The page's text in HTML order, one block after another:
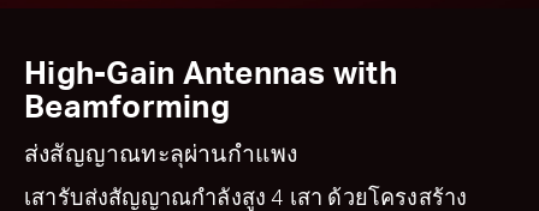
High-Gain Antennas with
Beamforming
ส่งสัญญาณทะลุผ่านกำแพง
เสารับส่งสัญญาณกำลังสูง 4 เสา ด้วยโครงสร้าง